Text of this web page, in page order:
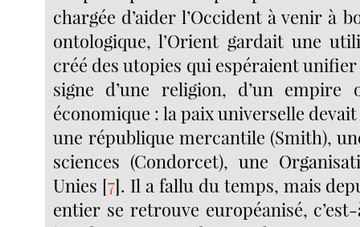
chargée d’aider l’Occident à venir à
ontologique, l’Orient gardait une
créé des utopies qui espéraient unifier
signe d’une religion, d’un empire
économique : la paix universelle
une république mercantile (Smith),
sciences (Condorcet), une
Unies [7]. Il a fallu du temps, mais
entier se retrouve européanisé,